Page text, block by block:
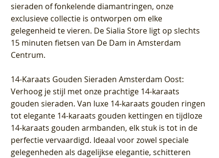
sieraden of fonkelende diamantringen, onze
exclusieve collectie is ontworpen om elke
gelegenheid te vieren. De Sialia Store ligt op slechts
15 minuten fietsen van De Dam in Amsterdam
Centrum.
14-Karaats Gouden Sieraden Amsterdam Oost:
Verhoog je stijl met onze prachtige 14-karaats
gouden sieraden. Van luxe 14-karaats gouden ringen
tot elegante 14-karaats gouden kettingen en tijdloze
14-karaats gouden armbanden, elk stuk is tot in de
perfectie vervaardigd. Ideaal voor zowel speciale
gelegenheden als dagelijkse elegantie, schitteren